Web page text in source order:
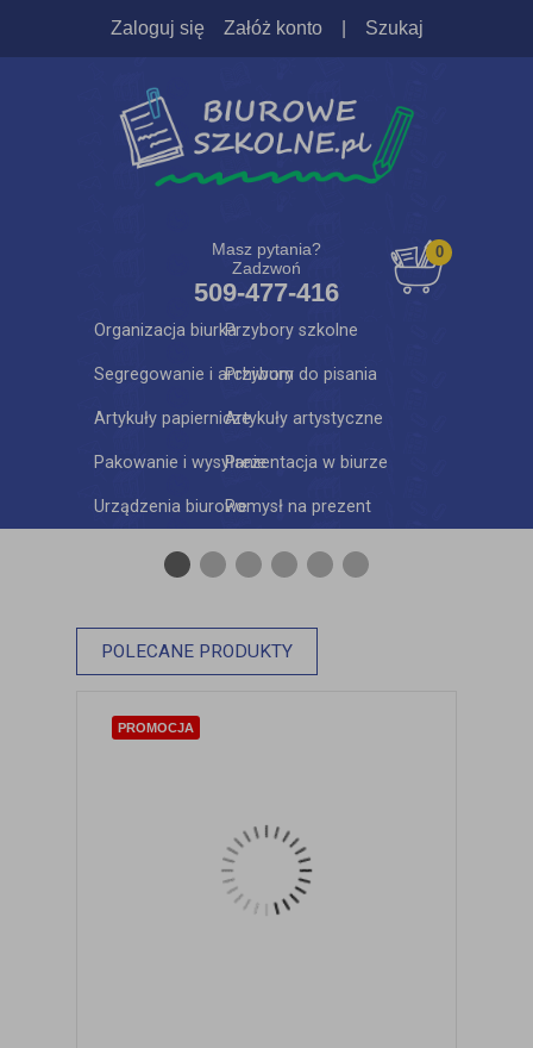
Zaloguj się Załóż konto Szukaj
Masz pytania?
Zadzwoń
509-477-416
0
Organizacja biurkaPrzybory szkolne
Segregowanie i archiwumPrzybory do pisania
Artykuły papierniczeArtykuły artystyczne
Pakowanie i wysyłaniePrezentacja w biurze
Urządzenia biurowePomysł na prezent
POLECANE PRODUKTY
ZOBACZ SZCZEGÓŁY
PROMOCJA